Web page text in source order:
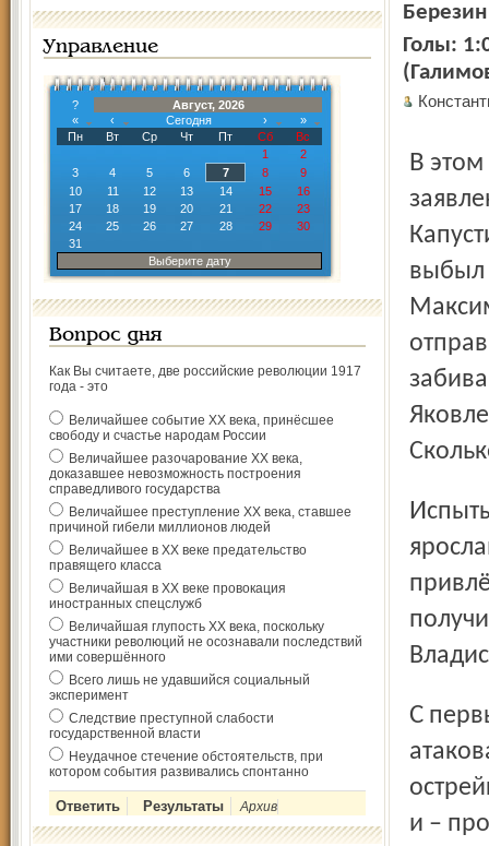
Управление
?
Август, 2026
«
‹ Сегодня ›
»
Пн
Вт Ср Чт Пт Сб
Вс
1
2
3
4 5 6 7 8
9
10
11 12 13 14 15
16
17
18 19 20 21 22
23
24
25 26 27 28 29
30
31
Выберите дату
Вопрос дня
Как Вы считаете, две российские революции 1917
года - это
Величайшее событие ХХ века, принёсшее
свободу и счастье народам России
Величайшее разочарование ХХ века,
доказавшее невозможность построения
справедливого государства
Величайшее преступление ХХ века, ставшее
причиной гибели миллионов людей
Величайшее в ХХ веке предательство
правящего класса
Величайшая в ХХ веке провокация
иностранных спецслужб
Величайшая глупость ХХ века, поскольку
участники революций не осознавали последствий
ими совершённого
Всего лишь не удавшийся социальный
эксперимент
Следствие преступной слабости
государственной власти
Неудачное стечение обстоятельств, при
котором события развивались спонтанно
Архив
Голы:
В этом матче в состав «Локомотива» из-за травм не были
выбыл
Испытывая кадровый дефицит, главный тренер
С первых минут «железнодорожники» начинают
и –